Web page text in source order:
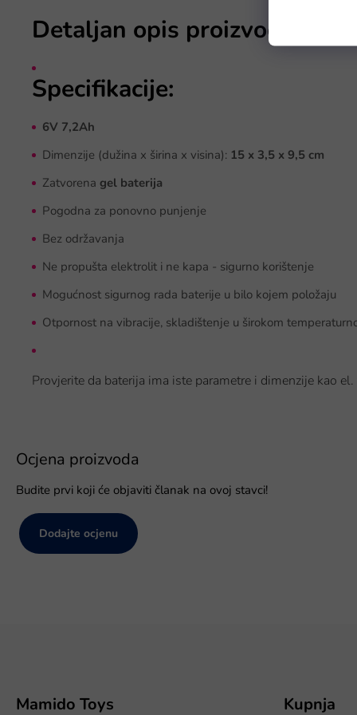
Detaljan opis proizvoda
Specifikacije:
6V 7,2Ah
Dimenzije (dužina x širina x visina): 15 x 3,5 x 9,5 cm
Zatvorena gel baterija
Pogodna za ponovno punjenje
Bez održavanja
Ne propušta elektrolit i ne kapa - sigurno korištenje
Mogućnost sigurnog rada baterije u bilo kojem položaju
Otpornost na vibracije, skladištenje u širokom
Provjerite da baterija ima iste parametre i dimenzije kao
Ocjena proizvoda
Budite prvi koji će objaviti članak na ovoj stavci!
Dodajte ocjenu
Mamido Toys Kupnja